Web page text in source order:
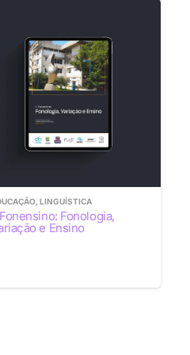
, LINGUÍSTICA
Fonologia,
e Ensino